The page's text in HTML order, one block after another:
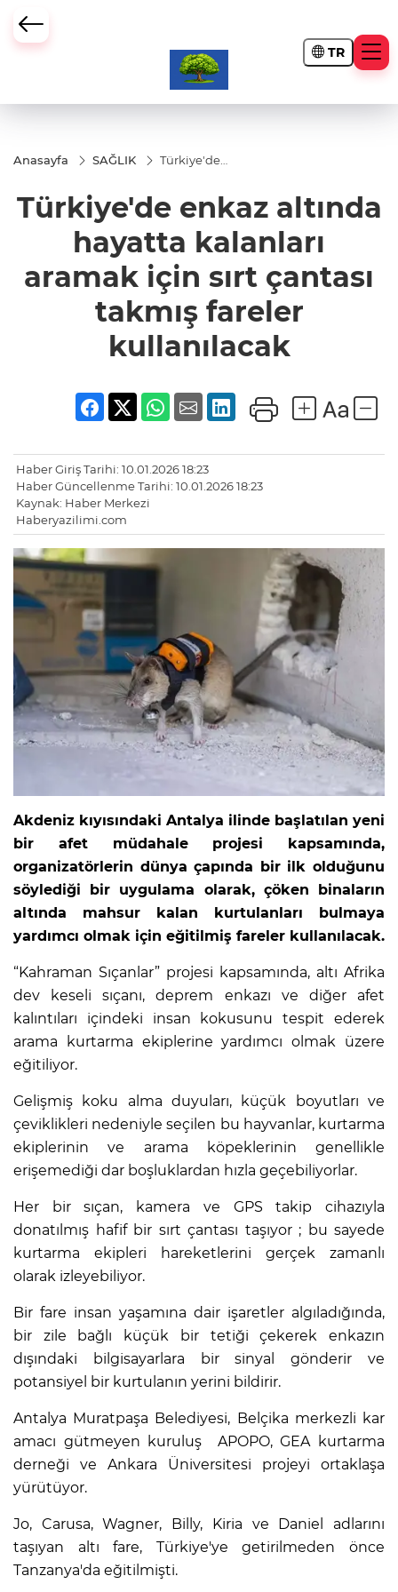
TR
Anasayfa SAĞLIK
Türkiye'de
hayatta
kalanları
aramak için
sırt çantası
fareler
kullanılacak
Türkiye'de enkaz altında
hayatta kalanları
aramak için sırt çantası
takmış fareler
kullanılacak
Haber Giriş Tarihi: 10.01.2026 18:23
Haber Güncellenme Tarihi: 10.01.2026 18:23
Kaynak: Haber Merkezi
Haberyazilimi.com
Akdeniz kıyısındaki Antalya ilinde başlatılan yeni
bir afet müdahale projesi kapsamında,
organizatörlerin dünya çapında bir ilk olduğunu
söylediği bir uygulama olarak, çöken binaların
altında mahsur kalan kurtulanları bulmaya
yardımcı olmak için eğitilmiş fareler kullanılacak.
“Kahraman Sıçanlar” projesi kapsamında, altı Afrika
dev keseli sıçanı, deprem enkazı ve diğer afet
kalıntıları içindeki insan kokusunu tespit ederek
arama kurtarma ekiplerine yardımcı olmak üzere
eğitiliyor.
Gelişmiş koku alma duyuları, küçük boyutları ve
çeviklikleri nedeniyle seçilen bu hayvanlar, kurtarma
ekiplerinin ve arama köpeklerinin genellikle
erişemediği dar boşluklardan hızla geçebiliyorlar.
Her bir sıçan, kamera ve GPS takip cihazıyla
donatılmış hafif bir sırt çantası taşıyor ; bu sayede
kurtarma ekipleri hareketlerini gerçek zamanlı
olarak izleyebiliyor.
Bir fare insan yaşamına dair işaretler algıladığında,
bir zile bağlı küçük bir tetiği çekerek enkazın
dışındaki bilgisayarlara bir sinyal gönderir ve
potansiyel bir kurtulanın yerini bildirir.
Antalya Muratpaşa Belediyesi, Belçika merkezli kar
amacı gütmeyen kuruluş APOPO, GEA kurtarma
derneği ve Ankara Üniversitesi projeyi ortaklaşa
yürütüyor.
Jo, Carusa, Wagner, Billy, Kiria ve Daniel adlarını
taşıyan altı fare, Türkiye'ye getirilmeden önce
Tanzanya'da eğitilmişti.